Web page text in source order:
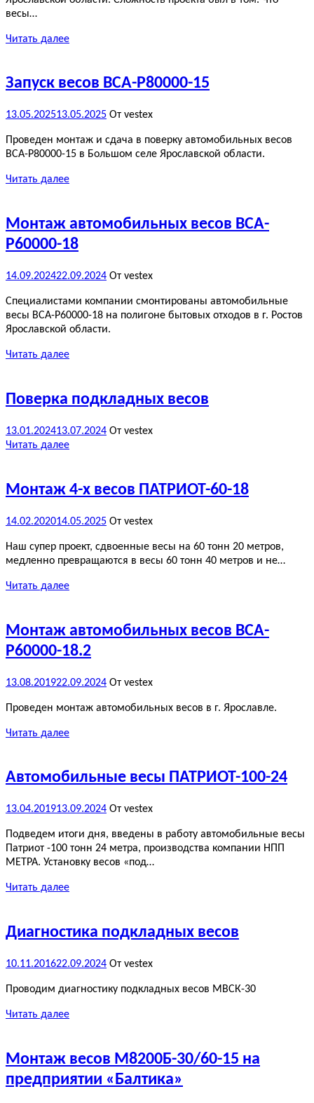
весы…
Читать далее
Запуск весов ВСА-Р80000-15
13.05.202513.05.2025 От vestex
Проведен монтаж и сдача в поверку автомобильных весов
ВСА-Р80000-15 в Большом селе Ярославской области.
Читать далее
Монтаж автомобильных весов ВСА-
Р60000-18
14.09.202422.09.2024 От vestex
Специалистами компании смонтированы автомобильные
весы ВСА-Р60000-18 на полигоне бытовых отходов в г. Ростов
Ярославской области.
Читать далее
Поверка подкладных весов
13.01.202413.07.2024 От vestex
Читать далее
Монтаж 4-х весов ПАТРИОТ-60-18
14.02.202014.05.2025 От vestex
Наш супер проект, сдвоенные весы на 60 тонн 20 метров,
медленно превращаются в весы 60 тонн 40 метров и не…
Читать далее
Монтаж автомобильных весов ВСА-
Р60000-18.2
13.08.201922.09.2024 От vestex
Проведен монтаж автомобильных весов в г. Ярославле.
Читать далее
Автомобильные весы ПАТРИОТ-100-24
13.04.201913.09.2024 От vestex
Подведем итоги дня, введены в работу автомобильные весы
Патриот -100 тонн 24 метра, производства компании НПП
МЕТРА. Установку весов «под…
Читать далее
Диагностика подкладных весов
10.11.201622.09.2024 От vestex
Проводим диагностику подкладных весов МВСК-30
Читать далее
Монтаж весов М8200Б-30/60-15 на
предприятии «Балтика»